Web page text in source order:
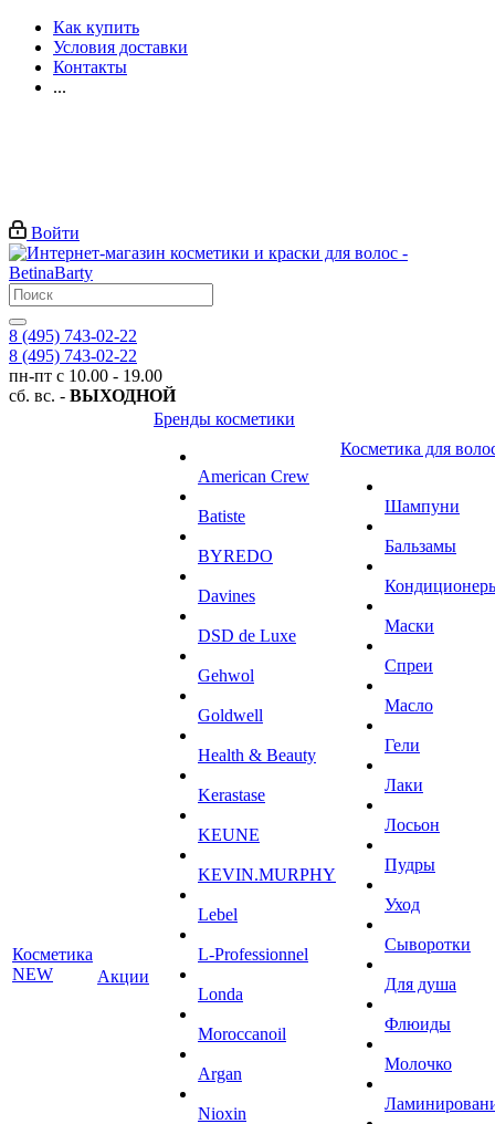
Как купить
Условия доставки
Контакты
...
Войти
8 (495) 743-02-22
8 (495) 743-02-22
пн-пт с 10.00 - 19.00
сб. вс. - ВЫХОДНОЙ
Косметика
NEW
Акции
Бренды косметики
American Crew
Batiste
BYREDO
Davines
DSD de Luxe
Gehwol
Goldwell
Health & Beauty
Kerastase
KEUNE
KEVIN.MURPHY
Lebel
L-Professionnel
Londa
Moroccanoil
Argan
Niохin
Косметика для
Шампуни
Бальзамы
Маски
Спреи
Масло
Гели
Лаки
Лосьон
Пудры
Уход
Сыворотки
Для душа
Флюиды
Молочко